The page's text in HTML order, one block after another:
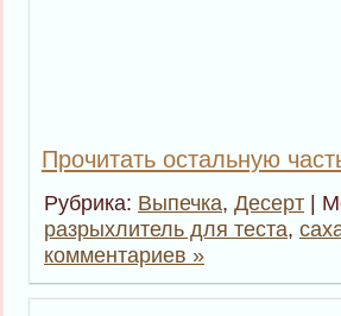
Прочитать остальную
Рубрика: Выпечка, Десерт |
разрыхлитель для теста,
комментариев »